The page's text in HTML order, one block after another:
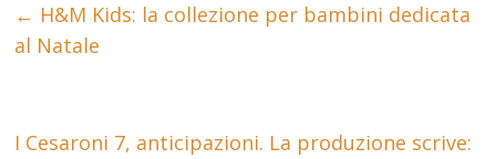
← H&M Kids: la collezione per bambini dedicata
al Natale
I Cesaroni 7, anticipazioni. La produzione scrive: